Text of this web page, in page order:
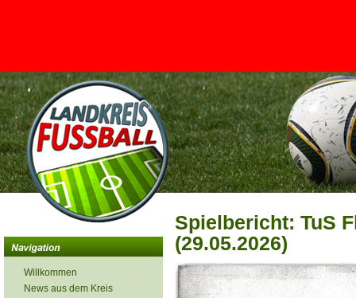
<
Willkommen
News aus dem Kreis
Spielbericht: TuS
(29.05.2026)